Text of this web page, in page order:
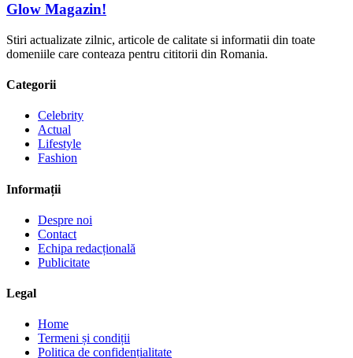
Glow Magazin!
Stiri actualizate zilnic, articole de calitate si informatii din toate
domeniile care conteaza pentru cititorii din Romania.
Categorii
Celebrity
Actual
Lifestyle
Fashion
Informații
Despre noi
Contact
Echipa redacțională
Publicitate
Legal
Home
Termeni și condiții
Politica de confidențialitate